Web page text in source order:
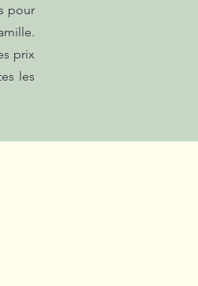
pour
prix
les